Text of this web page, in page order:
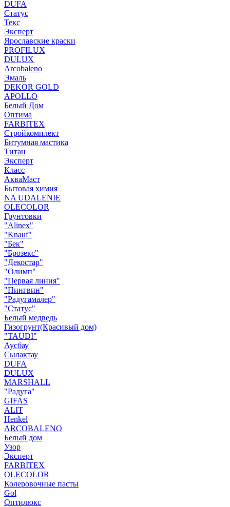
DUFA
Статус
Текс
Эксперт
Ярославские краски
PROFILUX
DULUX
Arcobaleno
Эмаль
DEKOR GOLD
APOLLO
Белый Дом
Оптима
FARBITEX
Стройкомплект
Битумная мастика
Титан
Эксперт
Класс
АкваМаст
Бытовая химия
NA UDALENIE
OLECOLOR
Грунтовки
"Alinex"
"Knauf"
"Бек"
"Брозекс"
"Декостар"
"Олимп"
"Первая линия"
"Пингвин"
"Радугамалер"
"Статус"
Белый медведь
Гизогрунт(Красивый дом)
"TAUDI"
Аусбау
Сылактау
DUFA
DULUX
MARSHALL
"Радуга"
GIFAS
ALIT
Henkel
ARCOBALENO
Белый дом
Узор
Эксперт
FARBITEX
OLECOLOR
Колеровочные пасты
Gol
Оптилюкс